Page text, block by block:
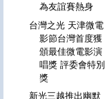
為友誼賽熱身
台灣之光 天津微電
影節台灣首度獲
頒最佳微電影演
唱獎 評委會特別
獎
新光三越推出幽默